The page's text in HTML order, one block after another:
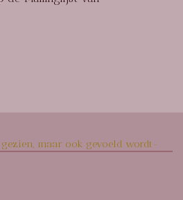
maar ook gevoeld wordt-